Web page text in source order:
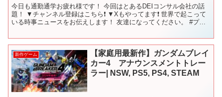
今日も通勤通学お疲れ様です！ 今回はとあるDEIコンサル会社の話
題！ ▼チャンネル登録はこちら❗️ ▼Xもやってます❗️ 世界で起こって
いる時事ニュースをお伝えします！ 友達になってください。 #プク
新作ゲーム
【家庭用最新作】ガンダムブレイ
カー4 アナウンスメントトレー
ラー| NSW, PS5, PS4, STEAM